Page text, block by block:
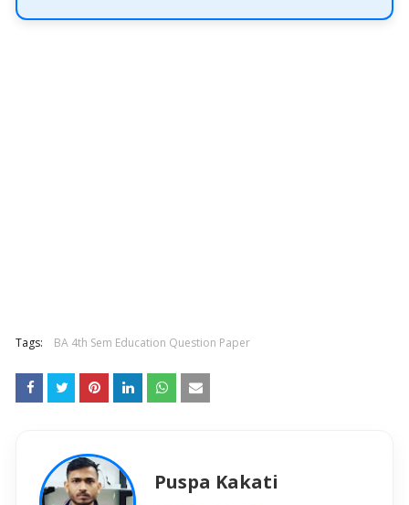
Tags: BA 4th Sem Education Question Paper
Puspa Kakati